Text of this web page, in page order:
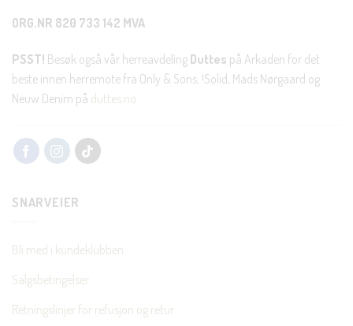
ORG.NR 820 733 142 MVA
PSST! Besøk også vår herreavdeling Duttes på Arkaden for det
beste innen herremote fra Only & Sons, !Solid, Mads Nørgaard og
Neuw Denim på duttes.no
SNARVEIER
Bli med i kundeklubben
Salgsbetingelser
Retningslinjer for refusjon og retur